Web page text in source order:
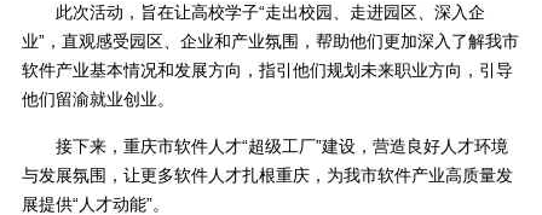
此次活动，旨在让高校学子“走出校园、走进园区、深入企
业”，直观感受园区、企业和产业氛围，帮助他们更加深入了解我市
软件产业基本情况和发展方向，指引他们规划未来职业方向，引导
他们留渝就业创业。
接下来，重庆市软件人才“超级工厂”建设，营造良好人才环境
与发展氛围，让更多软件人才扎根重庆，为我市软件产业高质量发
展提供“人才动能”。